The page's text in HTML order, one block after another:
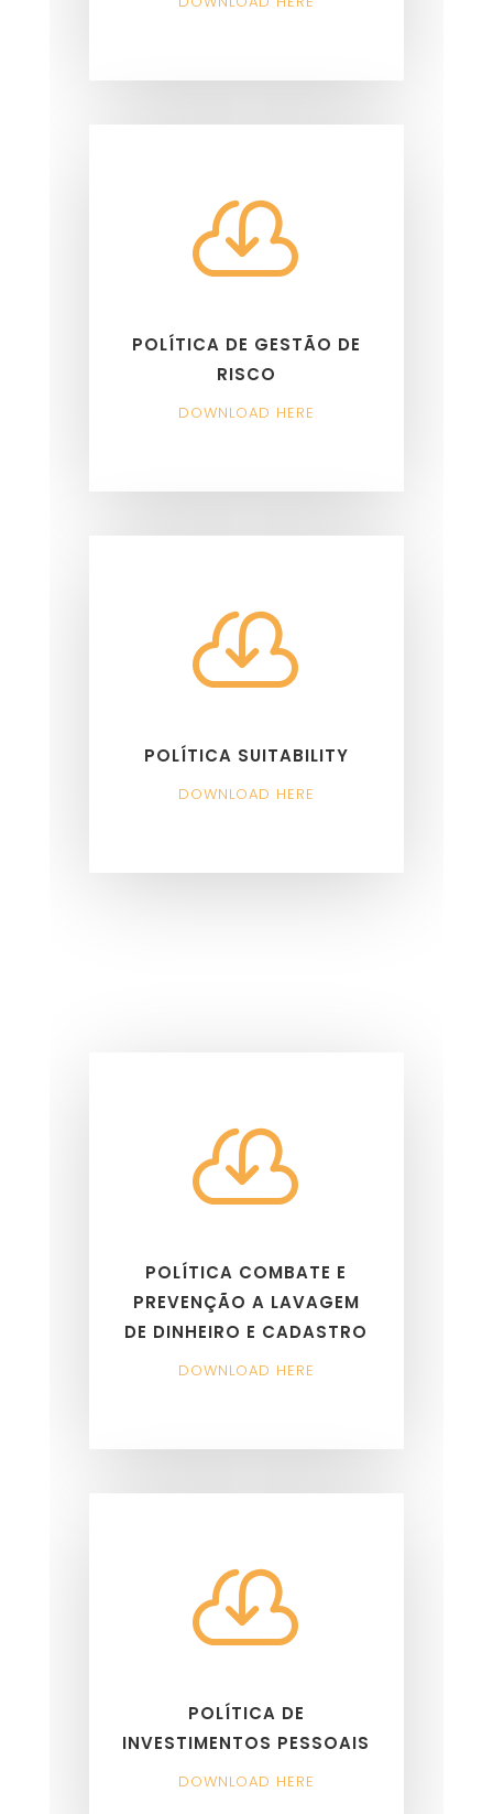

POLÍTICA DE GESTÃO DE
RISCO
DOWNLOAD HERE

POLÍTICA SUITABILITY
DOWNLOAD HERE

POLÍTICA COMBATE E
PREVENÇÃO A LAVAGEM
DE DINHEIRO E CADASTRO
DOWNLOAD HERE

POLÍTICA DE
INVESTIMENTOS PESSOAIS
DOWNLOAD HERE